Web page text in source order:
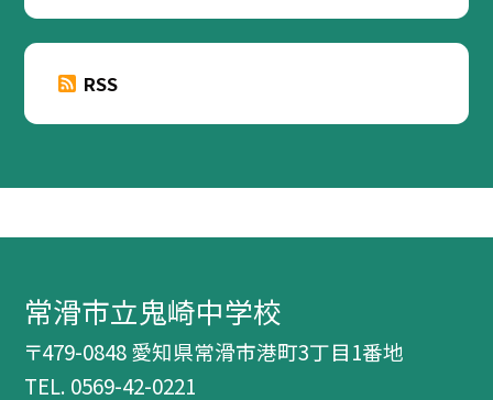
RSS
常滑市立鬼崎中学校
〒479-0848 愛知県常滑市港町3丁目1番地
TEL. 0569-42-0221